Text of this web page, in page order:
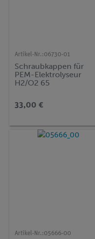
Artikel-Nr.:06730-01
Schraubkappen für
PEM-Elektrolyseur
H2/O2 65
33,00 €
Artikel-Nr.:05666-00